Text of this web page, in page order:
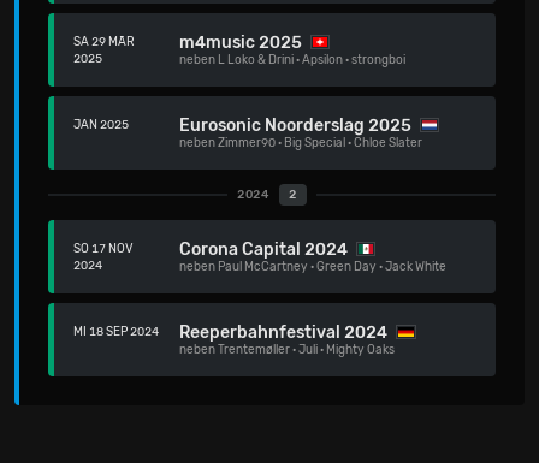
SA 29 MÄR
2025
m4music 2025
neben L Loko & Drini·Apsilon·strongboi
JAN 2025 Eurosonic Noorderslag 2025
nebenZimmer90· Big Special ·Chloe Slater
2024 2
SO 17 NOV
2024
Corona Capital 2024
neben Paul McCartney ·Green Day ·Jack White
MI 18 SEP 2024 Reeperbahnfestival 2024
nebenTrentemøller·Juli· Mighty Oaks